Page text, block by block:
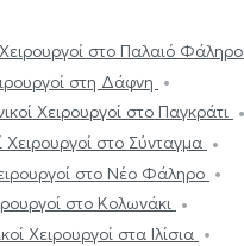
Χειρουργοί στο Παλαιό Φάληρο
στη Δάφνη
Χειρουργοί στο Παγκράτι
Χειρουργοί στο Σύνταγμα
στο Νέο Φάληρο
στο Κολωνάκι
Χειρουργοί στα Ιλίσια